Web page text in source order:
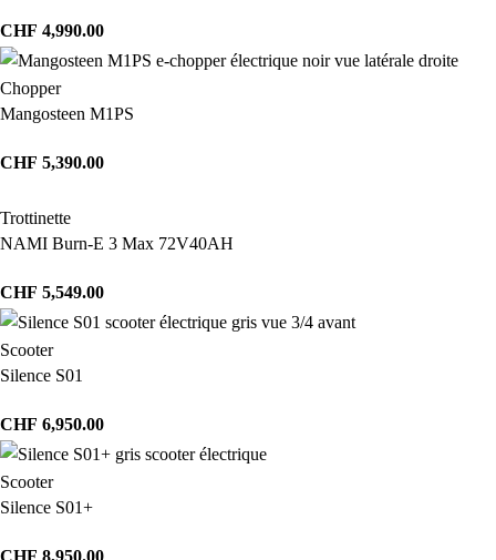
CHF 4,990.00
Chopper
Mangosteen M1PS
CHF 5,390.00
Trottinette
NAMI Burn-E 3 Max 72V40AH
CHF 5,549.00
Scooter
Silence S01
CHF 6,950.00
Scooter
Silence S01+
CHF 8,950.00